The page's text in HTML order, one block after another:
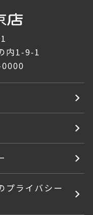
内1-9-1
プライバシー